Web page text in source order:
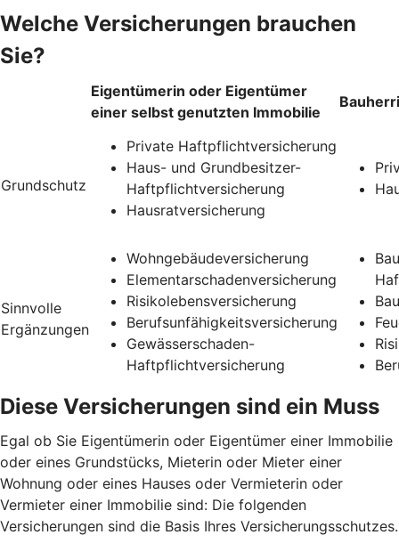
Welche Versicherungen brauchen
Sie?
Eigentümerin oder Eigentümer
einer selbst genutzten Immobilie
Grundschutz
Private Haftpflichtversicherung
Haus- und Grundbesitzer-
Haftpflichtversicherung
Hausratversicherung
Sinnvolle
Ergänzungen
Wohngebäudeversicherung
Elementarschadenversicherung
Risikolebensversicherung
Berufsunfähigkeitsversicherung
Gewässerschaden-
Haftpflichtversicherung
Diese Versicherungen sind ein Muss
Egal ob Sie Eigentümerin oder Eigentümer einer Immobilie
oder eines Grundstücks, Mieterin oder Mieter einer
Wohnung oder eines Hauses oder Vermieterin oder
Vermieter einer Immobilie sind: Die folgenden
Versicherungen sind die Basis Ihres Versicherungsschutzes.